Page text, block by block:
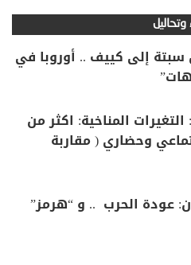
وتحاليل
إلى كييف .. أوروبا في
المناخية: اكثر من
وحضاري ( مقاربة
عودة الحرب .. و “هرمز”